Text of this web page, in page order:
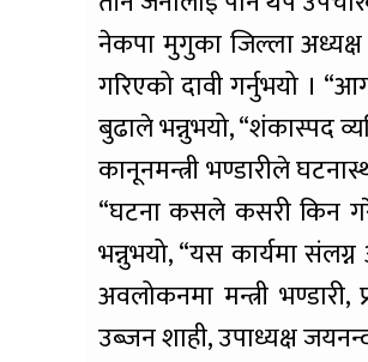
नेकपा मुगुका जिल्ला
गरिएको दावी गर्नुभयो ।
बुढाले भन्नुभयो, “शंकास्पद
कानूनमन्त्री भण्डारीले
“घटना कसले कसरी किन
भन्नुभयो, “यस कार्यमा
अवलोकनमा मन्त्री
उब्जन शाही, उपाध्यक्ष